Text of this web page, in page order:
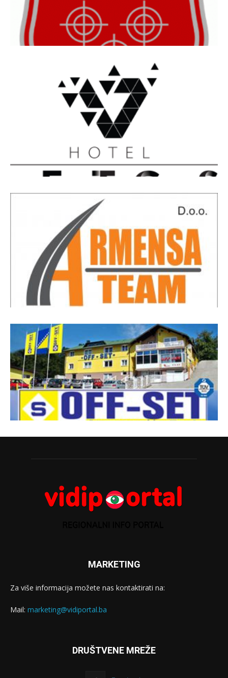
MARKETING
Za više informacija možete nas kontaktirati na:
Mail: marketing@vidiportal.ba
DRUŠTVENE MREŽE